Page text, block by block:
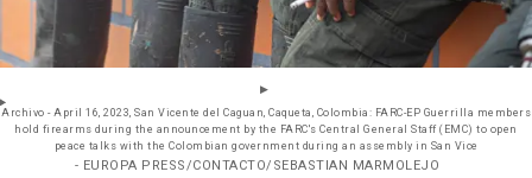
Archivo - April 16, 2023, San Vicente del Caguan, Caqueta, Colombia: FARC-EP Guerrilla members
hold firearms during the announcement by the FARC's Central General Staff (EMC) to open
peace talks with the Colombian government during an assembly in San Vice
- EUROPA PRESS/CONTACTO/SEBASTIAN MARMOLEJO